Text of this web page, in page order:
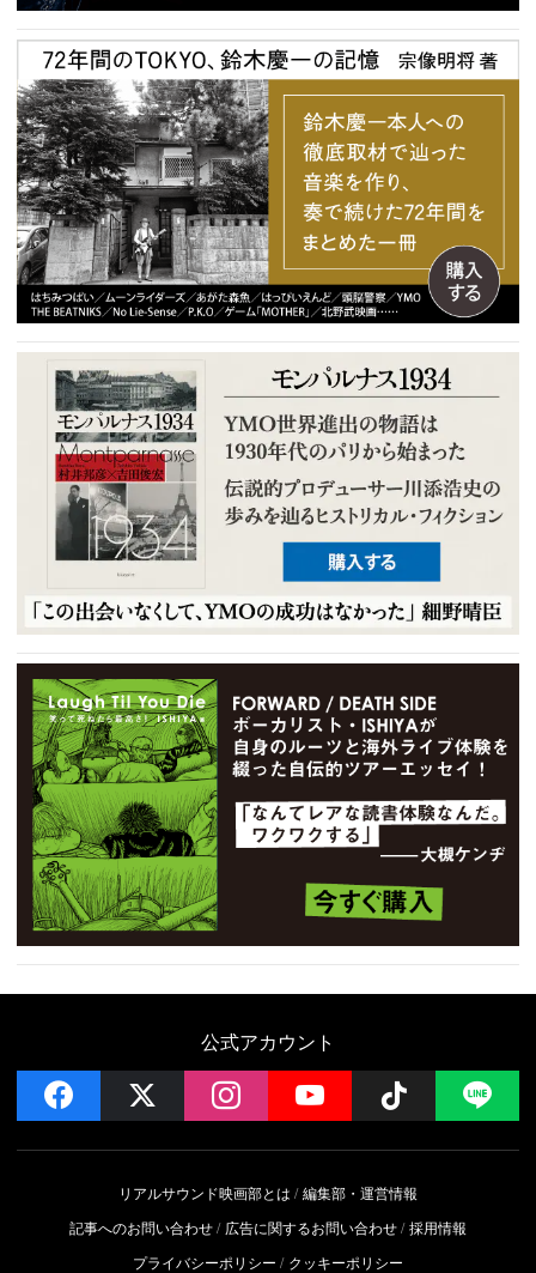
公式アカウント
facebook instagramYouTube Follow
リアルサウンド映画部とは
編集部・運営情報
記事へのお問い合わせ
広告に関するお問い合わせ 採用情報
プライバシーポリシー
クッキーポリシー